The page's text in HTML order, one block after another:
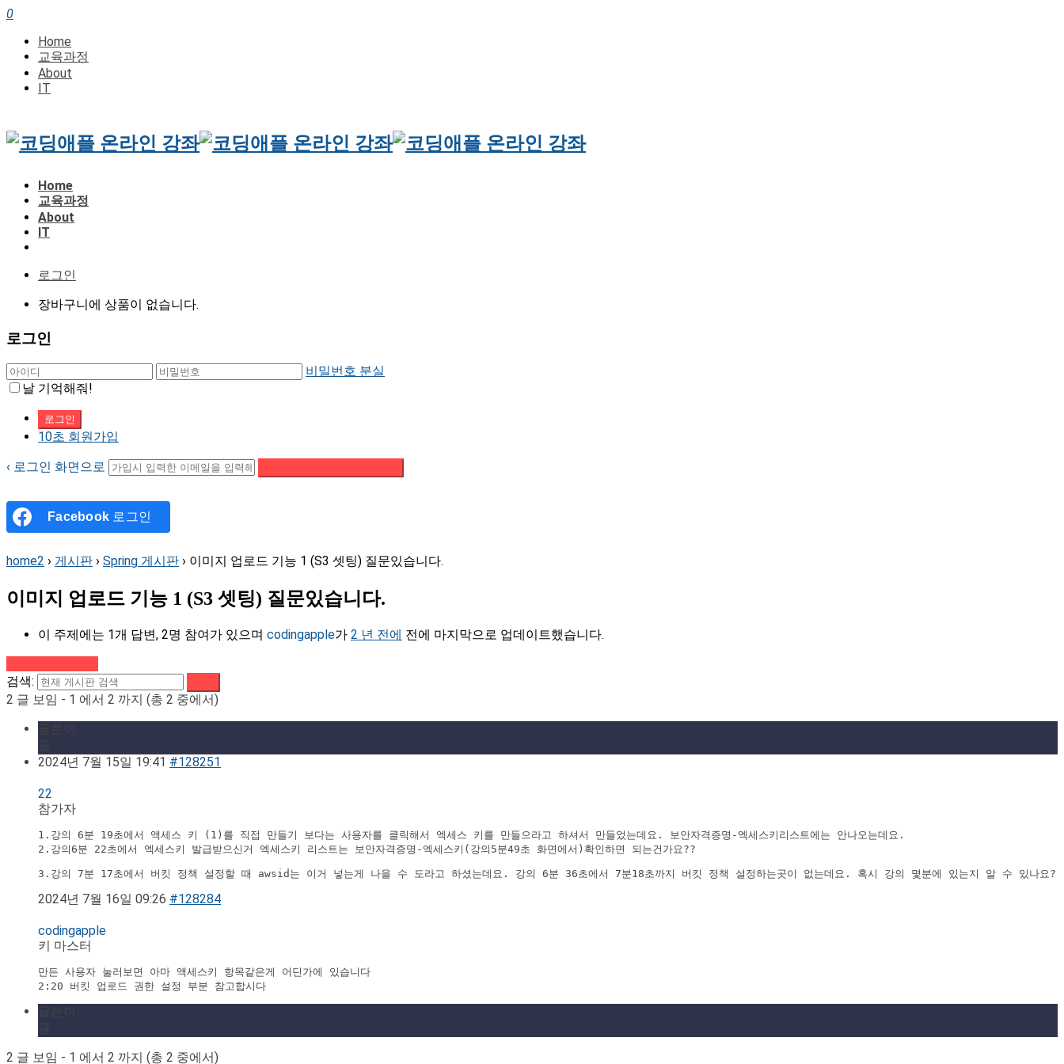
0
Home
교육과정
About
IT
Home
교육과정
About
IT
로그인
장바구니에 상품이 없습니다.
로그인
비밀번호 분실
날 기억해줘!
10초 회원가입
‹ 로그인 화면으로
Facebook 로그인
home2 › 게시판 › Spring 게시판 › 이미지 업로드 기능 1 (S3 셋팅) 질문있습니다.
이미지 업로드 기능 1 (S3 셋팅) 질문있습니다.
이 주제에는 1개 답변, 2명 참여가 있으며 codingapple가 2 년 전에 전에 마지막으로 업데이트했습니다.
검색:
2 글 보임 - 1 에서 2 까지 (총 2 중에서)
2024년 7월 15일 19:41 #128251
22
참가자
1.강의 6분 19초에서 액세스 키 (1)를 직접 만들기 보다는 사용자를 클릭해서 엑세스 키를 만들으라고 하셔서 만들었는데요. 보안자격증명-엑세스키리스트에는 안나오는데요.
2.강의6분 22초에서 엑세스키 발급받으신거 엑세스키 리스트는 보안자격증명-엑세스키(강의5분49초 화면에서)확인하면 되는건가요??
3.강의 7분 17초에서 버킷 정책 설정할 때 awsid는 이거 넣는게 나을 수 도라고 하셨는데요. 강의 6분 36초에서 7분18초까지 버킷 정책 설정하는곳이 없는데요. 혹시 강의 몇분에 있는지 알 수 있나요?
2024년 7월 16일 09:26 #128284
codingapple
키 마스터
만든 사용자 눌러보면 아마 액세스키 항목같은게 어딘가에 있습니다
2 글 보임 - 1 에서 2 까지 (총 2 중에서)